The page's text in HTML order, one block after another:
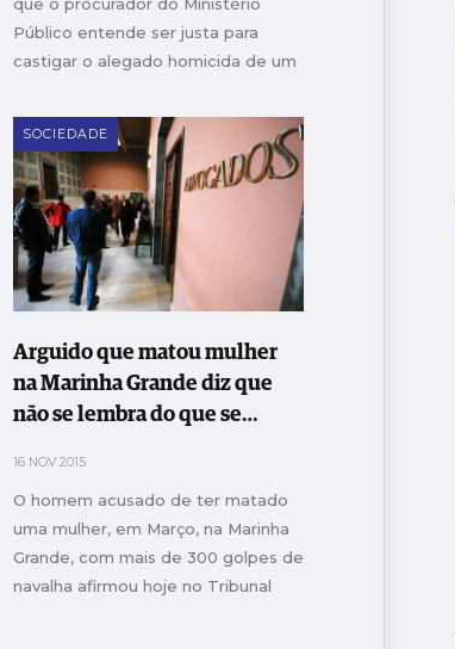
que o procurador do Ministério
Público entende ser justa para
castigar o alegado homicida de um
SOCIEDADE
Arguido que matou mulher
na Marinha Grande diz que
não se lembra do que se
16 NOV 2015
O homem acusado de ter matado
uma mulher, em Março, na Marinha
Grande, com mais de 300 golpes de
navalha afirmou hoje no Tribunal